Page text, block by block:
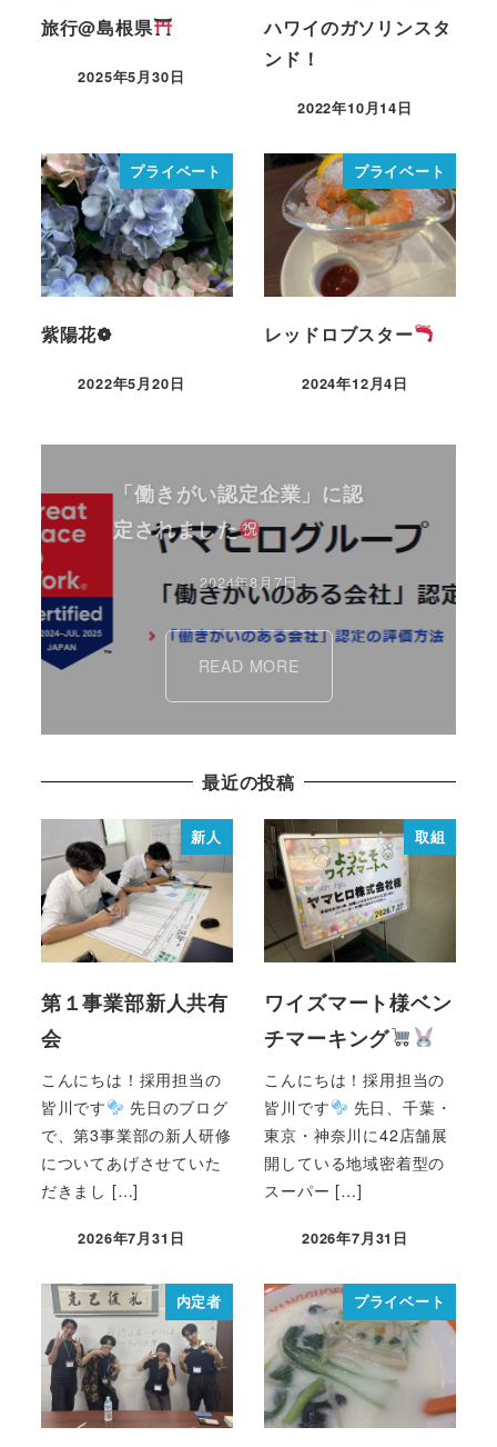
旅行@島根県
2025年5月30日
ハワイのガソリンスタ
ンド！
2022年10月14日
プライベート
紫陽花❁
2022年5月20日
プライベート
レッドロブスター
2024年12月4日
「働きがい認定企業」に認
定されました
2024年8月7日
READ MORE
最近の投稿
新人
第１事業部新人共有
会
こんにちは！採用担当の
皆川です
先日のブログ
で、第3事業部の新人研修
についてあげさせていた
だきまし […]
2026年7月31日
取組
ワイズマート様ベン
チマーキング
こんにちは！採用担当の
皆川です
先日、千葉・
東京・神奈川に42店舗展
開している地域密着型の
スーパー […]
2026年7月31日
内定者 プライベート